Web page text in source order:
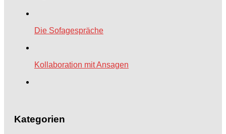
Die Sofagespräche
Kollaboration mit Ansagen
Kategorien